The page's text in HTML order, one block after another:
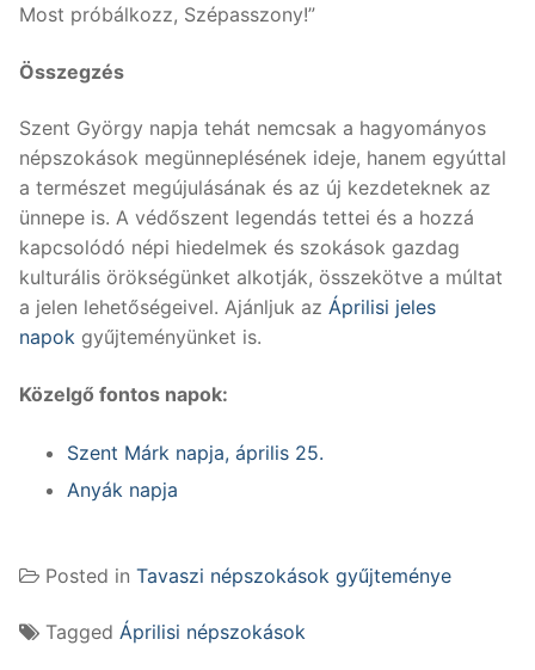
Most próbálkozz, Szépasszony!”
Összegzés
Szent György napja tehát nemcsak a hagyományos
népszokások megünneplésének ideje, hanem egyúttal
a természet megújulásának és az új kezdeteknek az
ünnepe is. A védőszent legendás tettei és a hozzá
kapcsolódó népi hiedelmek és szokások gazdag
kulturális örökségünket alkotják, összekötve a múltat
a jelen lehetőségeivel. Ajánljuk az Áprilisi jeles
napok gyűjteményünket is.
Közelgő fontos napok:
Szent Márk napja, április 25.
Anyák napja
Posted in Tavaszi népszokások gyűjteménye
Tagged Áprilisi népszokások